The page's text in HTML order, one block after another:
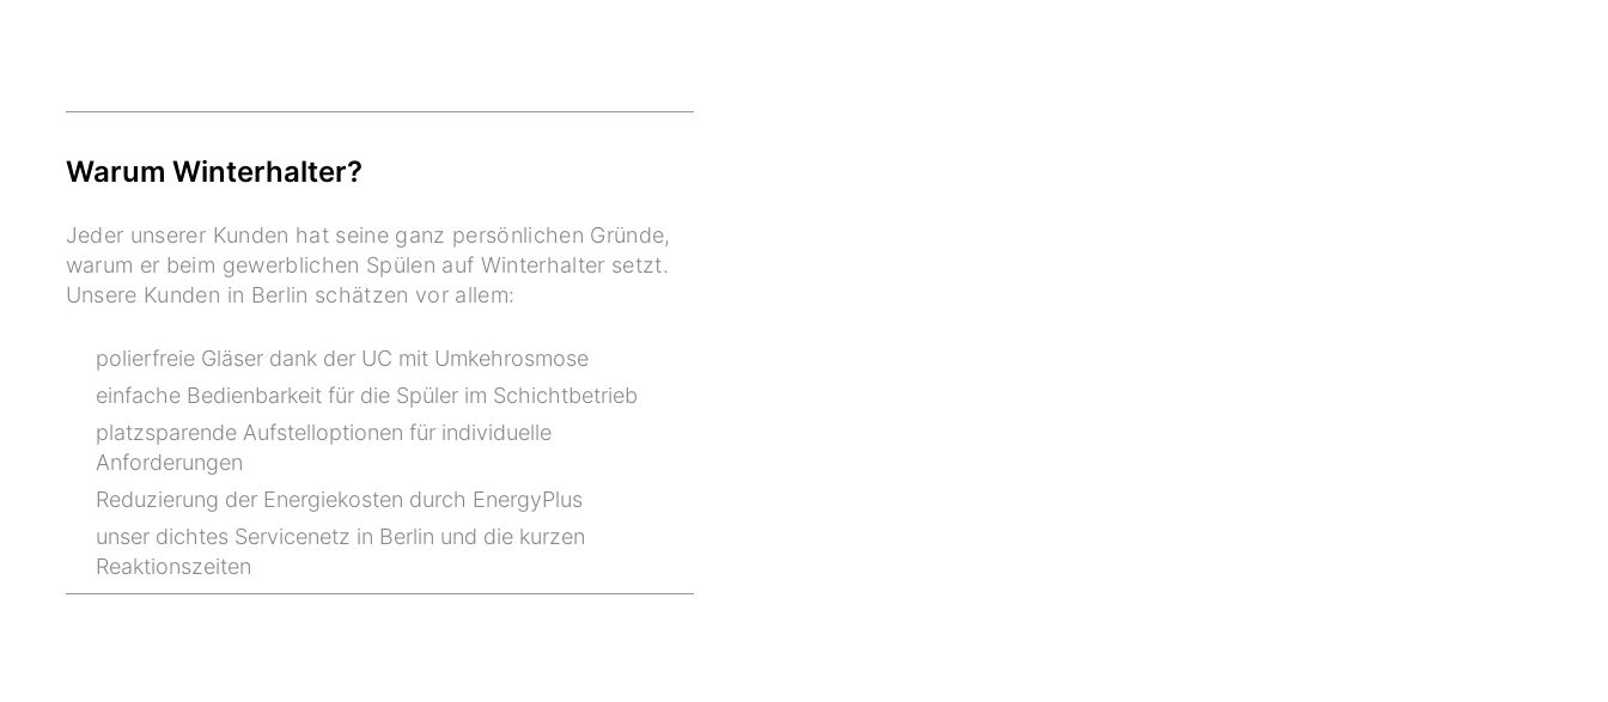
Warum Winterhalter?
Jeder unserer Kunden hat seine ganz persönlichen Gründe,
warum er beim gewerblichen Spülen auf Winterhalter setzt.
Unsere Kunden in Berlin schätzen vor allem:
polierfreie Gläser dank der UC mit Umkehrosmose
einfache Bedienbarkeit für die Spüler im Schichtbetrieb
platzsparende Aufstelloptionen für individuelle
Anforderungen
Reduzierung der Energiekosten durch EnergyPlus
unser dichtes Servicenetz in Berlin und die kurzen
Reaktionszeiten